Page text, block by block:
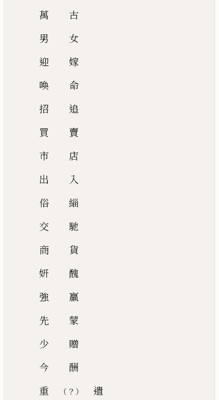
萬
古
男
女
迎
嫁
喚
命
招
追
買
賣
市
店
出
入
俗
緇
交
馳
商
貨
妍
醜
強
羸
先
蒙
少
贈
今
酬
重
（ ？ ）
遺